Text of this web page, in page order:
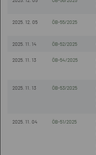
2025. 12. 05 ÖB-55/2025
2025. 11. 14 ÖB-52/2025
2025. 11. 13 ÖB-54/2025
2025. 11. 13 ÖB-53/2025
2025. 11. 04 ÖB-51/2025